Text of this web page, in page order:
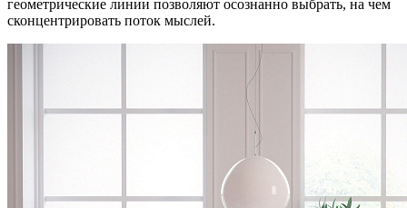
геометрические линии позволяют осознанно выбрать, на чем
сконцентрировать поток мыслей.